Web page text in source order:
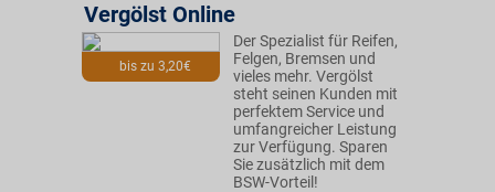
bis zu 3,20€
Vergölst Online
Der Spezialist für Reifen,
Felgen, Bremsen und
vieles mehr. Vergölst
steht seinen Kunden mit
perfektem Service und
umfangreicher Leistung
zur Verfügung. Sparen
Sie zusätzlich mit dem
BSW-Vorteil!